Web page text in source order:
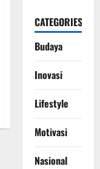
CATEGORIES
Budaya
Inovasi
Lifestyle
Motivasi
Nasional